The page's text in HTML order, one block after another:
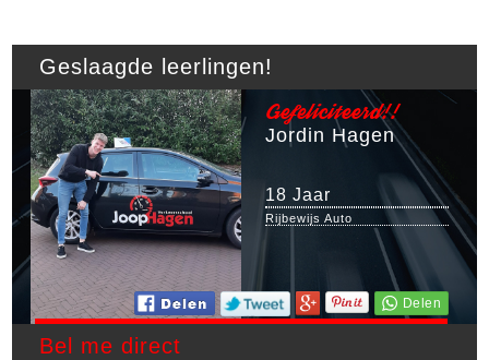
Geslaagde leerlingen!
Gefeliciteerd!!
Jordin Hagen
18 Jaar
Rijbewijs Auto
Bel me direct